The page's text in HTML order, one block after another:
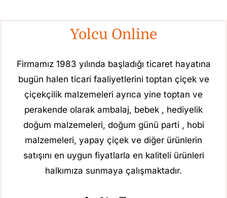
Yolcu Online
Firmamız 1983 yılında başladığı ticaret hayatına
bugün halen ticari faaliyetlerini toptan çiçek ve
çiçekçilik malzemeleri ayrıca yine toptan ve
perakende olarak ambalaj, bebek , hediyelik
doğum malzemeleri, doğum günü parti , hobi
malzemeleri, yapay çiçek ve diğer ürünlerin
satışını en uygun fiyatlarla en kaliteli ürünleri
halkımıza sunmaya çalışmaktadır.